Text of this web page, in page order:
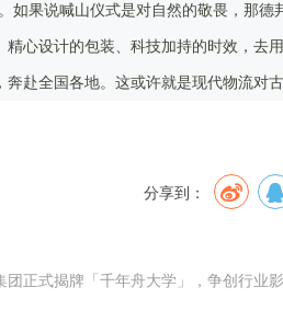
如果说喊山仪式是对自然的敬畏，那
精心设计的包装、科技加持的时效，去
奔赴全国各地。这或许就是现代物流对
分享到：
团正式揭牌「千年舟大学」，争创行业